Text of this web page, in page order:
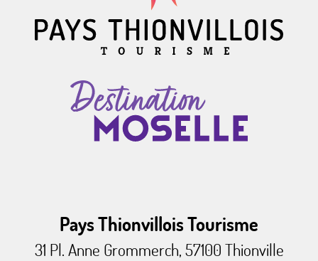
Pays Thionvillois Tourisme
31 Pl. Anne Grommerch, 57100 Thionville